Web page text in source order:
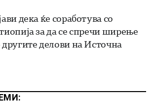
дека ќе соработува со
за да се спречи ширење
другите делови на Источна